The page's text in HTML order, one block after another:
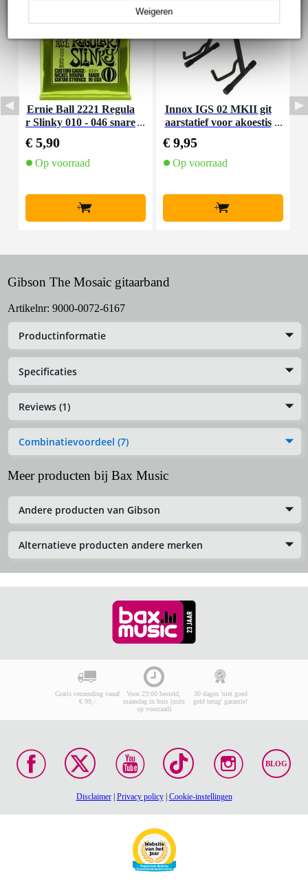
Weigeren
Ernie Ball 2221 Regula
r Slinky 010 - 046 snare
€ 5,90
Op voorraad
+
Innox IGS 02 MKII git
aarstatief voor akoestis
€ 9,95
Op voorraad
+
Gibson The Mosaic gitaarband
Artikelnr: 9000-0072-6167
Productinformatie
Specificaties
Reviews (1)
Combinatievoordeel (7)
Meer producten bij Bax Music
Andere producten van Gibson
Alternatieve producten andere merken
Gratis verzending vanaf
€ 99,-
Voor 23:00 besteld,
maandag in huis (mits
op voorraad)
30 dagen 'niet goed
geld terug' garantie!
BLOG
Disclaimer| Privacy policy| Cookie-instellingen